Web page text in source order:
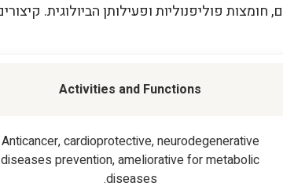
Activities and Functions
Anticancer, cardioprotective, neurodegenerative
diseases prevention, ameliorative for metabolic
diseases.